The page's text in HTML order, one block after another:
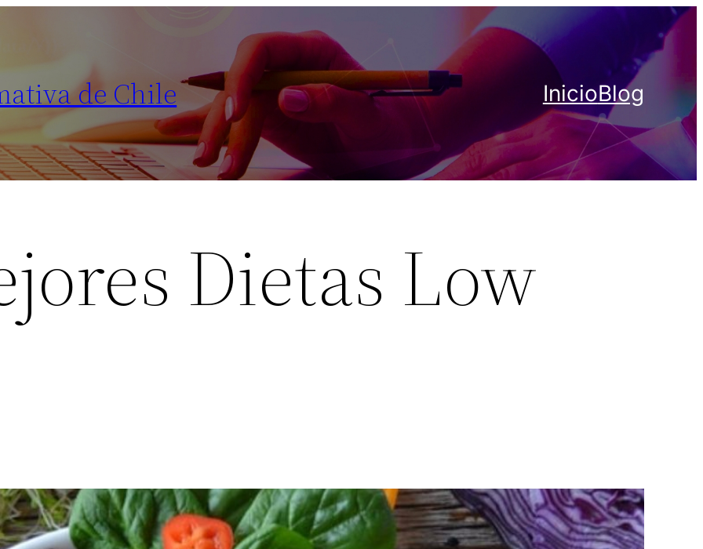
de Chile InicioBlog
Dietas Low